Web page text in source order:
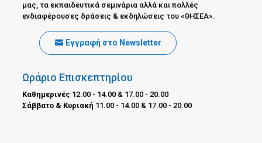
μας, τα εκπαιδευτικά σεμινάρια αλλά και πολλές
ενδιαφέρουσες δράσεις & εκδηλώσεις του «ΘΗΣΕΑ».
Εγγραφή στο Newsletter
Ωράριο Επισκεπτηρίου
Καθημερινές 12.00 - 14.00 & 17.00 - 20.00
Σάββατο & Κυριακή 11.00 - 14.00 & 17.00 - 20.00